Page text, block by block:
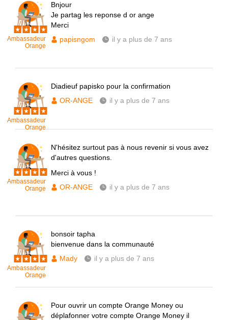
Ambassadeur
Orange
Bnjour
Je partag les reponse d or ange
Merci
papisngom
il y a plus de 7 ans
Ambassadeur
Orange
Diadieuf papisko pour la confirmation
OR-ANGE
il y a plus de 7 ans
Ambassadeur
Orange
N'hésitez surtout pas à nous revenir si vous avez
d'autres questions.
Merci à vous !
OR-ANGE
il y a plus de 7 ans
Ambassadeur
Orange
bonsoir tapha
bienvenue dans la communauté
Mady
il y a plus de 7 ans
Pour ouvrir un compte Orange Money ou
déplafonner votre compte Orange Money il